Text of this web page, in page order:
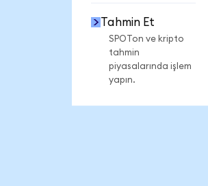
Tahmin Et
SPOTon ve kripto
tahmin
piyasalarında işlem
yapın.